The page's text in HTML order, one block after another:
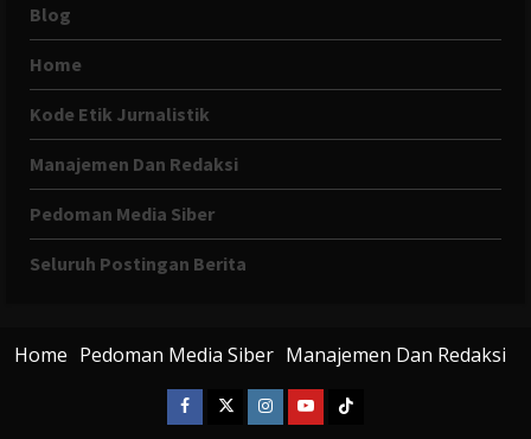
Blog
Home
Kode Etik Jurnalistik
Manajemen Dan Redaksi
Pedoman Media Siber
Seluruh Postingan Berita
Home Pedoman Media Siber Manajemen Dan Redaksi
Facebook
X
Instagram
YoutubeTiktok